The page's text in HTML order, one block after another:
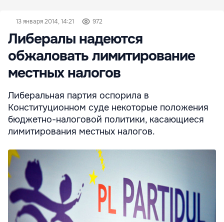
13 января 2014, 14:21 972
Либералы надеются
обжаловать лимитирование
местных налогов
Либеральная партия оспорила в
Конституционном суде некоторые положения
бюджетно-налоговой политики, касающиеся
лимитирования местных налогов.